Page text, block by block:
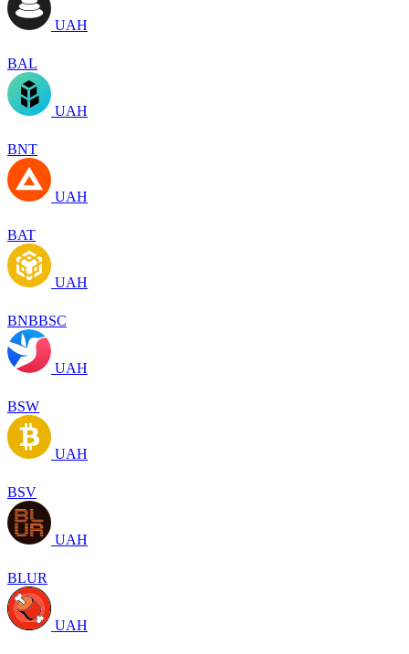
UAH
BAL
UAH
BNT
UAH
BAT
UAH
BNBBSC
UAH
BSW
UAH
BSV
UAH
BLUR
UAH